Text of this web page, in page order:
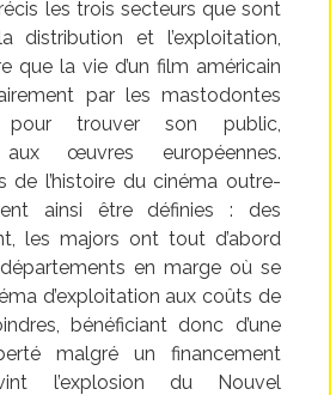
les trois secteurs que sont
distribution et l’exploitation,
que la vie d’un film américain
par les mastodontes
pour trouver son public,
aux œuvres européennes.
de l’histoire du cinéma outre-
ainsi être définies : des
les majors ont tout d’abord
en marge où se
d’exploitation aux coûts de
bénéficiant donc d’une
malgré un financement
l’explosion du Nouvel